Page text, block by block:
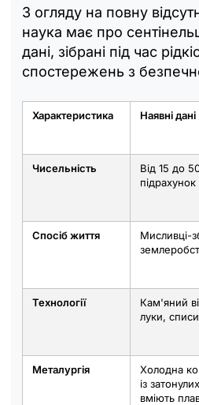
З огляду на повну
наука має про
дані, зібрані під час
спостережень з
Характеристика Наявні дані
Чисельність
Від 15 до
Спосіб життя
Мисливці-
Технології
Кам'яний
луки,
Металургія
Холодна
із
вміють